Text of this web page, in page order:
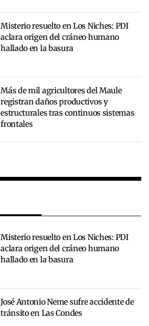
Misterio resuelto en Los Niches: PDI
aclara origen del cráneo humano
hallado en la basura
Más de mil agricultores del Maule
registran daños productivos y
estructurales tras continuos sistemas
frontales
Misterio resuelto en Los Niches: PDI
aclara origen del cráneo humano
hallado en la basura
José Antonio Neme sufre accidente de
tránsito en Las Condes